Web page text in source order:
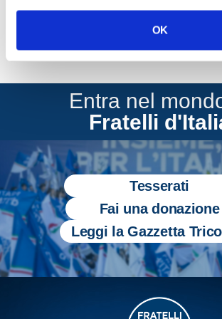
OK
Entra nel
Fratelli
Tesserati
Fai una donazione
Leggi la Gazzetta